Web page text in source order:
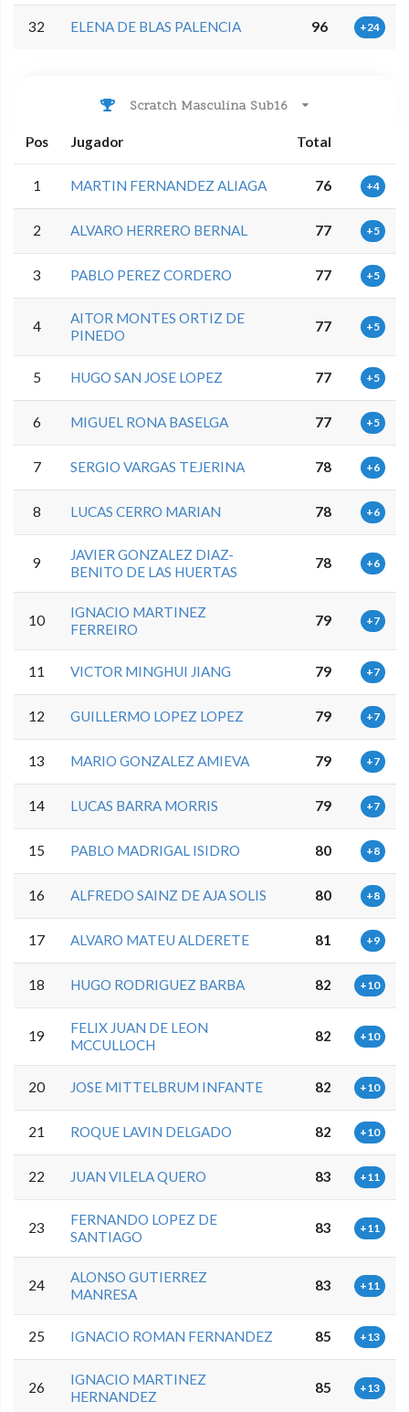
32 ELENA DE BLAS PALENCIA 96 +24
Scratch Masculina Sub16
Pos Jugador Total
1 MARTIN FERNANDEZ ALIAGA 76 +4
2 ALVARO HERRERO BERNAL 77 +5
3 PABLO PEREZ CORDERO 77 +5
4
AITOR MONTES ORTIZ DE
PINEDO
77 +5
5 HUGO SAN JOSE LOPEZ 77 +5
6 MIGUEL RONA BASELGA 77 +5
7 SERGIO VARGAS TEJERINA 78 +6
8 LUCAS CERRO MARIAN 78 +6
9
JAVIER GONZALEZ DIAZ-
BENITO DE LAS HUERTAS
78 +6
10
IGNACIO MARTINEZ
FERREIRO
79 +7
11 VICTOR MINGHUI JIANG 79 +7
12 GUILLERMO LOPEZ LOPEZ 79 +7
13 MARIO GONZALEZ AMIEVA 79 +7
14 LUCAS BARRA MORRIS 79 +7
15 PABLO MADRIGAL ISIDRO 80 +8
16 ALFREDO SAINZ DE AJA SOLIS 80 +8
17 ALVARO MATEU ALDERETE 81 +9
18 HUGO RODRIGUEZ BARBA 82 +10
19
FELIX JUAN DE LEON
MCCULLOCH
82 +10
20 JOSE MITTELBRUM INFANTE 82 +10
21 ROQUE LAVIN DELGADO 82 +10
22 JUAN VILELA QUERO 83 +11
23
FERNANDO LOPEZ DE
SANTIAGO
83 +11
24
ALONSO GUTIERREZ
MANRESA
83 +11
25 IGNACIO ROMAN FERNANDEZ 85 +13
26
IGNACIO MARTINEZ
HERNANDEZ
85 +13